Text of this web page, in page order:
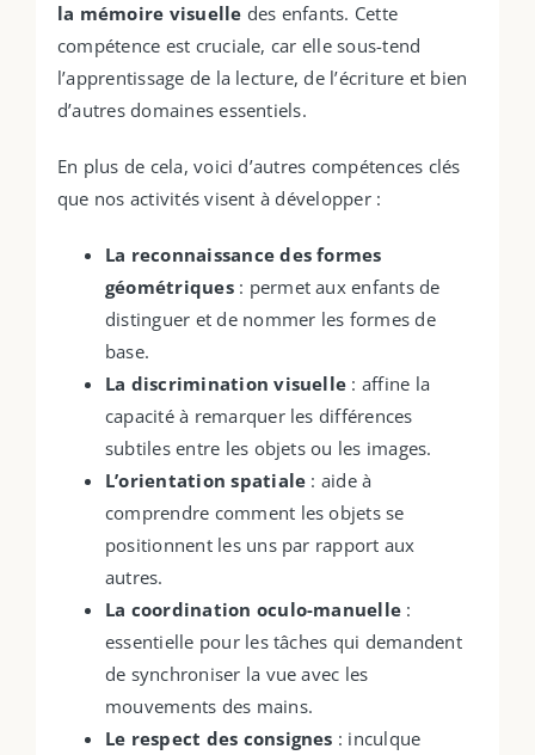
la mémoire visuelle des enfants. Cette
compétence est cruciale, car elle sous-tend
l’apprentissage de la lecture, de l’écriture et bien
d’autres domaines essentiels.
En plus de cela, voici d’autres compétences clés
que nos activités visent à développer :
La reconnaissance des formes
géométriques: permet aux enfants de
distinguer et de nommer les formes de
base.
La discrimination visuelle : affine la
capacité à remarquer les différences
subtiles entre les objets ou les images.
L’orientation spatiale : aide à
comprendre comment les objets se
positionnent les uns par rapport aux
autres.
La coordination oculo-manuelle :
essentielle pour les tâches qui demandent
de synchroniser la vue avec les
mouvements des mains.
Le respect des consignes : inculque